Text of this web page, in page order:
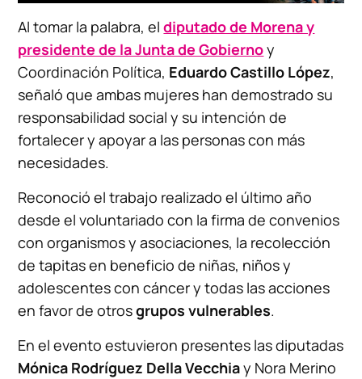
Al tomar la palabra, eldiputado de Morena y
presidente de la Junta de Gobiernoy
Coordinación Política, Eduardo Castillo López,
señaló que ambas mujeres han demostrado su
responsabilidad social y su intención de
fortalecer y apoyar a las personas con más
necesidades.
Reconoció el trabajo realizado el último año
desde el voluntariado con la firma de convenios
con organismos y asociaciones, la recolección
de tapitas en beneficio de niñas, niños y
adolescentes con cáncer y todas las acciones
en favor de otrosgrupos vulnerables.
En el evento estuvieron presentes las diputadas
Mónica Rodríguez Della Vecchiay Nora Merino